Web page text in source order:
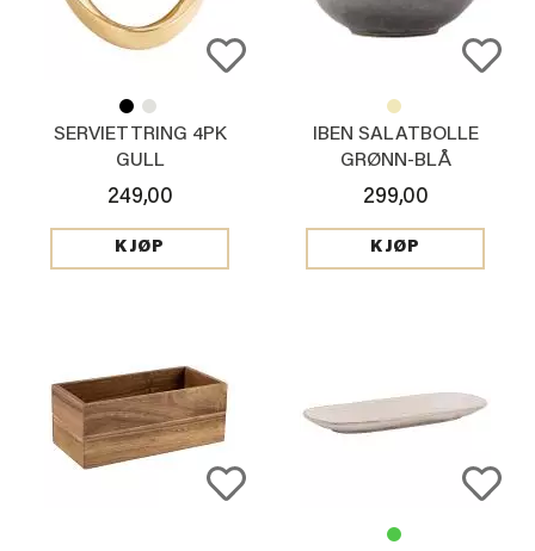
SERVIETTRING 4PK
GULL
249,00
KJØP
IBEN SALATBOLLE
GRØNN-BLÅ
299,00
KJØP